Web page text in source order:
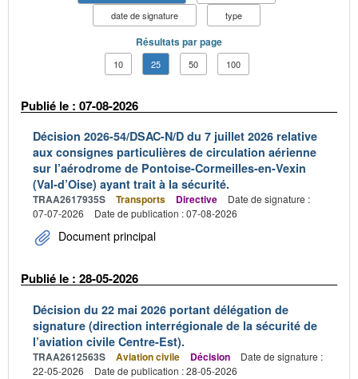
date de signature
type
Résultats par page
10 25 50 100
Publié le : 07-08-2026
Décision 2026-54/DSAC-N/D du 7 juillet 2026 relative
aux consignes particulières de circulation aérienne
sur l’aérodrome de Pontoise-Cormeilles-en-Vexin
(Val-d’Oise) ayant trait à la sécurité.
TRAA2617935S Transports Directive
Date de signature :
07-07-2026
Date de publication : 07-08-2026
Document principal
Publié le : 28-05-2026
Décision du 22 mai 2026 portant délégation de
signature (direction interrégionale de la sécurité de
l’aviation civile Centre-Est).
TRAA2612563S Aviation civile Décision
Date de signature :
22-05-2026
Date de publication : 28-05-2026